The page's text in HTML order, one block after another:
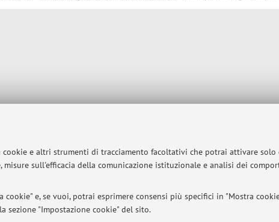
e altri strumenti di tracciamento facoltativi che potrai attivare solo
sull'efficacia della comunicazione istituzionale e analisi dei
e, se vuoi, potrai esprimere consensi più specifici in "Mostra
sezione "Impostazione cookie" del sito.